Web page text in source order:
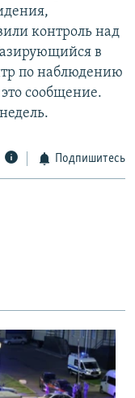
контроль над
в
по наблюдению
сообщение.
Подпишитесь